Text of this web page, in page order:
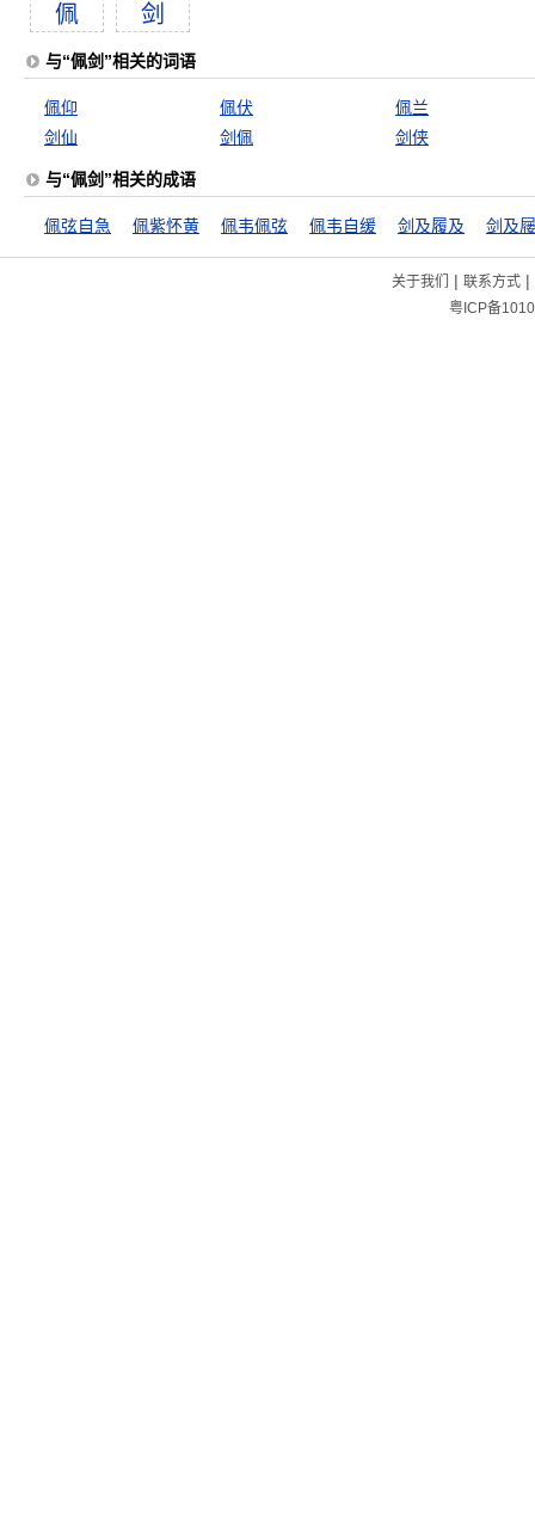
佩 剑
与“佩剑”相关的词语
佩仰 佩伏
佩兰
剑仙
剑佩 剑侠
与“佩剑”相关的成语
佩弦自急 佩紫怀黄 佩韦佩弦 佩韦自缓 剑及履及 剑及
关于我们 | 联系方式|
粤ICP备